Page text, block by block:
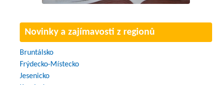
Novinky a zajímavosti z regionů
Bruntálsko
Frýdecko-Místecko
Jesenicko